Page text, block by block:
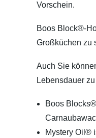
Vorschein.
Boos Block®-
Großküchen zu
Auch Sie
Lebensdauer
Boos
Mystery Oil®